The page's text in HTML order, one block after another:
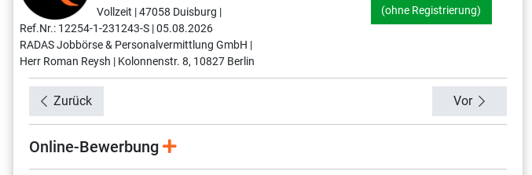
Vollzeit |47058 Duisburg |
Ref.Nr.: 12254-1-231243-S |05.08.2026
RADAS Jobbörse & Personalvermittlung GmbH |
Herr Roman Reysh | Kolonnenstr. 8, 10827 Berlin
(ohne Registrierung)
Zurück Vor
Online-Bewerbung